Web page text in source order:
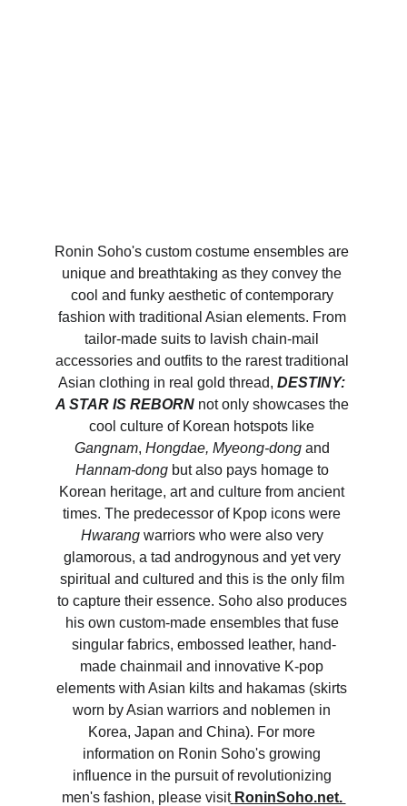
Ronin Soho's custom costume ensembles are
unique and breathtaking as they convey the
cool and funky aesthetic of contemporary
fashion with traditional Asian elements. From
tailor-made suits to lavish chain-mail
accessories and outfits to the rarest traditional
Asian clothing in real gold thread, DESTINY:
A STAR IS REBORN not only showcases the
cool culture of Korean hotspots like
Gangnam, Hongdae, Myeong-dong and
Hannam-dong but also pays homage to
Korean heritage, art and culture from ancient
times. The predecessor of Kpop icons were
Hwarang warriors who were also very
glamorous, a tad androgynous and yet very
spiritual and cultured and this is the only film
to capture their essence. Soho also produces
his own custom-made ensembles that fuse
singular fabrics, embossed leather, hand-
made chainmail and innovative K-pop
elements with Asian kilts and hakamas (skirts
worn by Asian warriors and noblemen in
Korea, Japan and China). For more
information on Ronin Soho's growing
influence in the pursuit of revolutionizing
men's fashion, please visit RoninSoho.net.